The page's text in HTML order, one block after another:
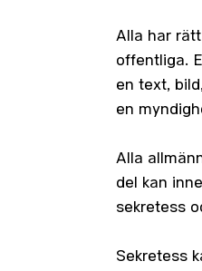
Alla har
offentliga.
en text,
en
Alla
del kan
sekretess
Sekretess